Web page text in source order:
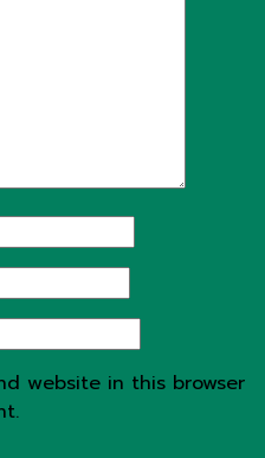
website in this browser